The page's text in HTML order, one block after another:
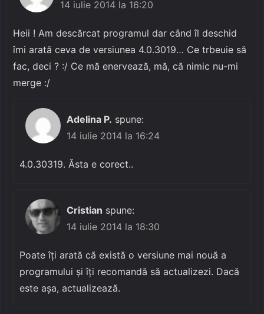
14 iulie 2014 la 16:20
Heii ! Am descărcat programul dar când îl deschid
îmi arată ceva de versiunea 4.0.3019… Ce trbeuie să
fac, deci ? :/ Ce mă enervează, mă, că nimic nu-mi
merge :/
Adelina P. spune:
14 iulie 2014 la 16:24
4.0.30319. Ăsta e corect..
Cristian spune:
14 iulie 2014 la 18:30
Poate îți arată că există o versiune mai nouă a
programului și îți recomandă să actualizezi. Dacă
este așa, actualizează.